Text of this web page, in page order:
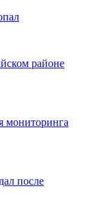
районе
мониторинга
после